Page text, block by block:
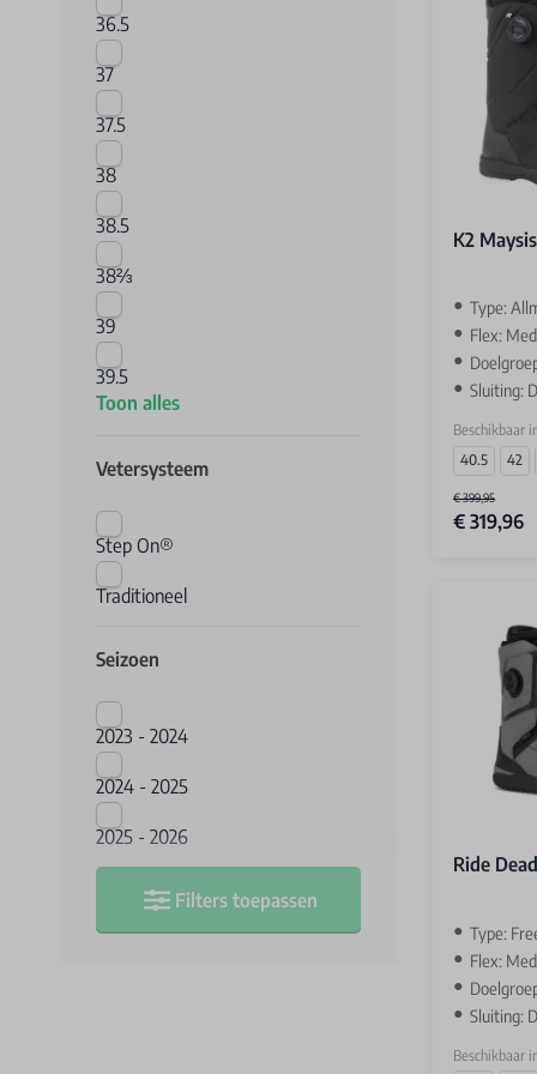
36.5
37
37.5
38
38.5
38⅔
39
39.5
Toon alles
Vetersysteem
Step On®
Traditioneel
Seizoen
2023 - 2024
2024 - 2025
2025 - 2026
Filters toepassen
K2 Maysis
Type:
Flex:
Sluiting:
Beschikbaar
40.5
42
€ 399,95
€ 319,96
Ride
Type:
Flex:
Sluiting:
Beschikbaar